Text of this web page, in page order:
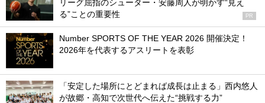
リーグ屈指のシューター・安藤周人が明かす“見え
る”ことの重要性
PR
Number SPORTS OF THE YEAR 2026 開催決定！
2026年を代表するアスリートを表彰
「安定した場所にとどまれば成長は止まる」西内悠人
が故郷・高知で次世代へ伝えた“挑戦する力”